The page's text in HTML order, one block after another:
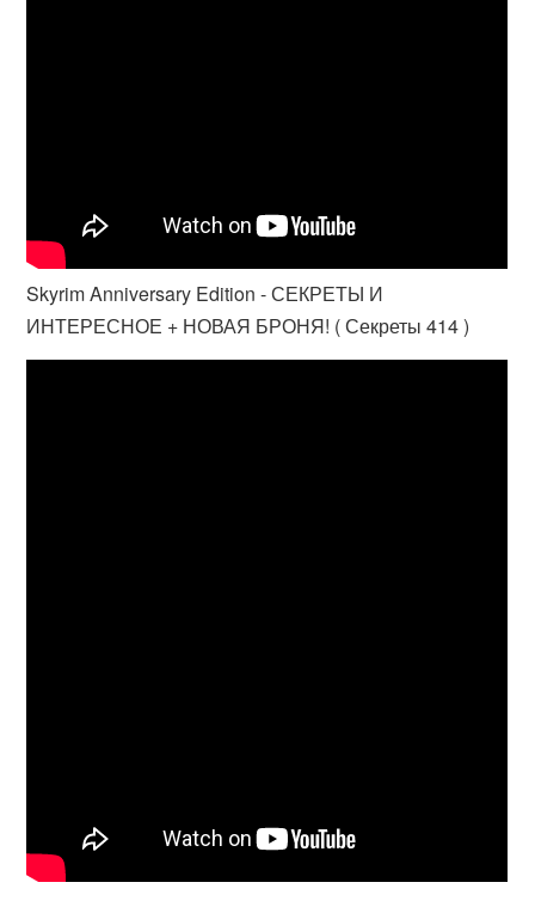
Skyrim Anniversary Edition - СЕКРЕТЫ И
ИНТЕРЕСНОЕ + НОВАЯ БРОНЯ! ( Секреты 414 )